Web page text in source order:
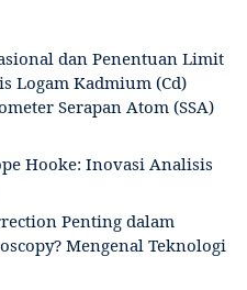
dan Penentuan Limit
Logam Kadmium (Cd)
Serapan Atom (SSA)
Hooke: Inovasi Analisis
Penting dalam
Mengenal Teknologi